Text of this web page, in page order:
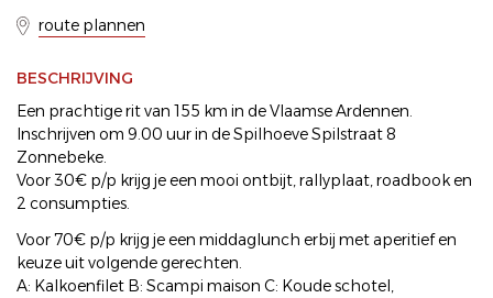
route plannen
BESCHRIJVING
Een prachtige rit van 155 km in de Vlaamse Ardennen.
Inschrijven om 9.00 uur in de Spilhoeve Spilstraat 8
Zonnebeke.
Voor 30€ p/p krijg je een mooi ontbijt, rallyplaat, roadbook en
2 consumpties.
Voor 70€ p/p krijg je een middaglunch erbij met aperitief en
keuze uit volgende gerechten.
A: Kalkoenfilet B: Scampi maison C: Koude schotel,